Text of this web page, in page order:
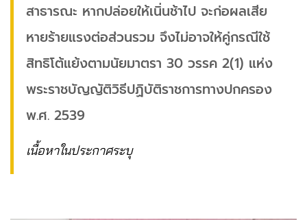
สาธารณะ หากปล่อยให้เนิ่นช้าไป จะก่อผลเสีย
หายร้ายแรงต่อส่วนรวม จึงไม่อาจให้คู่กรณีใช้
สิทธิโต้แย้งตามนัยมาตรา 30 วรรค 2(1) แห่ง
พระราชบัญญัติวิธีปฏิบัติราชการทางปกครอง
พ.ศ. 2539
เนื้อหาในประกาศระบุ